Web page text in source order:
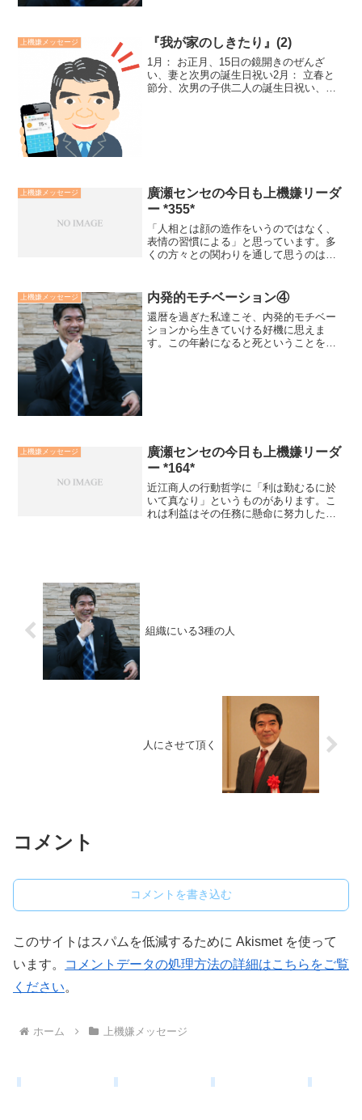
上機嫌メッセージ 『我が家のしきたり』(2)
1月： お正月、15日の鏡開きのぜんざ
い、妻と次男の誕生日祝い2月： 立春と
節分、次男の子供二人の誕生日祝い、バ
上機嫌メッセージ
廣瀬センセの今日も上機嫌リーダ
ー *355*
「人相とは顔の造作をいうのではなく、
表情の習慣による」と思っています。多
くの方々との関わりを通して思うのは、
顔で、周りをパッと明るくする様な笑顔
の持ち主です。それは生ま...
上機嫌メッセージ 内発的モチベーション④
還暦を過ぎた私達こそ、内発的モチベー
ションから生きていける好機に思えま
す。この年齢になると死ということを意
上機嫌メッセージ
廣瀬センセの今日も上機嫌リーダ
ー *164*
近江商人の行動哲学に「利は勤むるに於
いて真なり」というものがあります。こ
れは利益はその任務に懸命に努力した結
組織にいる3種の人
人にさせて頂く
コメント
コメントを書き込む
このサイトはスパムを低減するために Akismet を使って
います。
コメントデータの処理方法の詳細はこちらをご覧
ください。
ホーム 上機嫌メッセージ